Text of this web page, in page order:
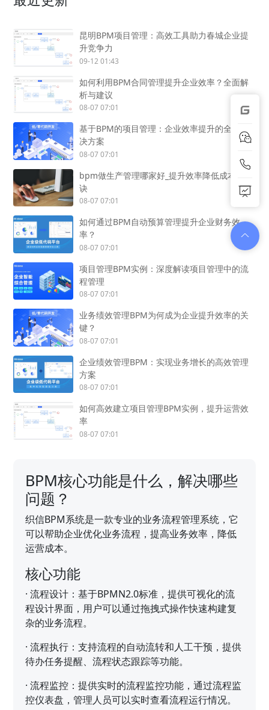
昆明BPM项目管理：高效工具助力春城企业提
升竞争力
09-12 01:43
如何利用BPM合同管理提升企业效率？全面解
析与建议
08-07 07:01
基于BPM的项目管理：企业效率提升的全新解
决方案
08-07 07:01
bpm做生产管理哪家好_提升效率降低成本的秘
诀
08-07 07:01
如何通过BPM自动预算管理提升企业财务效
率？
08-07 07:01
项目管理BPM实例：深度解读项目管理中的流
程管理
08-07 07:01
业务绩效管理BPM为何成为企业提升效率的关
键？
08-07 07:01
企业绩效管理BPM：实现业务增长的高效管理
方案
08-07 07:01
如何高效建立项目管理BPM实例，提升运营效
率
08-07 07:01
BPM核心功能是什么，解决哪些
问题？
织信BPM系统是一款专业的业务流程管理系统，它
可以帮助企业优化业务流程，提高业务效率，降低
运营成本。
核心功能
·流程设计：基于BPMN2.0标准，提供可视化的流
程设计界面，用户可以通过拖拽式操作快速构建复
杂的业务流程。
·流程执行：支持流程的自动流转和人工干预，提供
待办任务提醒、流程状态跟踪等功能。
·流程监控：提供实时的流程监控功能，通过流程监
控仪表盘，管理人员可以实时查看流程运行情况。